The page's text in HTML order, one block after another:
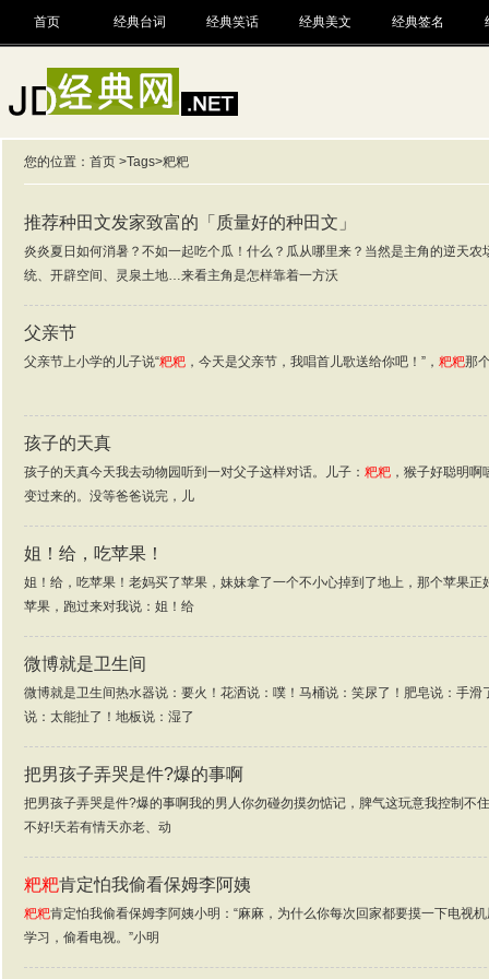
首页 经典台词 经典笑话 经典美文 经典签名
您的位置： 首页 >Tags>粑粑
推荐种田文发家致富的「质量好的种田文」
炎炎夏日如何消暑？不如一起吃个瓜！什么？瓜从哪里来？当然是主角的逆天
统、开辟空间、灵泉土地…来看主角是怎样靠着一方沃
父亲节
父亲节上小学的儿子说“粑粑 ，今天是父亲节，我唱首儿歌送给你吧！”， 粑粑那
孩子的天真
孩子的天真今天我去动物园听到一对父子这样对话。儿子： 粑粑 ，猴子好聪明
变过来的。没等爸爸说完，儿
姐！给，吃苹果！
姐！给，吃苹果！老妈买了苹果，妹妹拿了一个不小心掉到了地上，那个苹果正
苹果，跑过来对我说：姐！给
微博就是卫生间
微博就是卫生间热水器说：要火！花洒说：噗！马桶说：笑尿了！肥皂说：手滑
说：太能扯了！地板说：湿了
把男孩子弄哭是件?爆的事啊
把男孩子弄哭是件?爆的事啊我的男人你勿碰勿摸勿惦记，脾气这玩意我控制不
不好!天若有情天亦老、动
粑粑肯定怕我偷看保姆李阿姨
粑粑肯定怕我偷看保姆李阿姨小明：“麻麻，为什么你每次回家都要摸一下电视
学习，偷看电视。”小明